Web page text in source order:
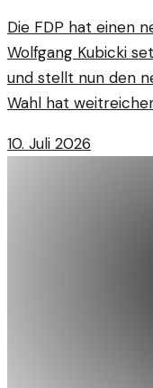
Die FDP hat einen
Wolfgang Kubicki
und stellt nun den
Wahl hat
10. Juli 2026